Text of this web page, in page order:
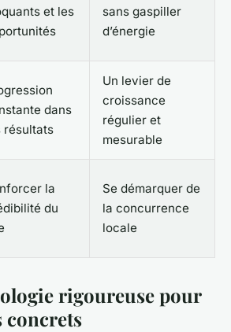
et les
sans gaspiller
d’énergie
dans
résultats
Un levier de
croissance
régulier et
mesurable
la
du
Se démarquer de
la concurrence
locale
rigoureuse pour
concrets